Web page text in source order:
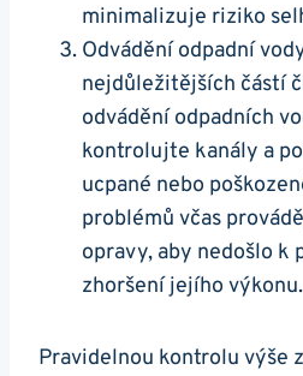
minimalizuje riziko
Odvádění odpadní
nejdůležitějších částí
odvádění odpadních
kontrolujte kanály a
ucpané nebo
problémů včas
opravy, aby nedošlo
zhoršení jejího výkonu.
Pravidelnou kontrolu výše